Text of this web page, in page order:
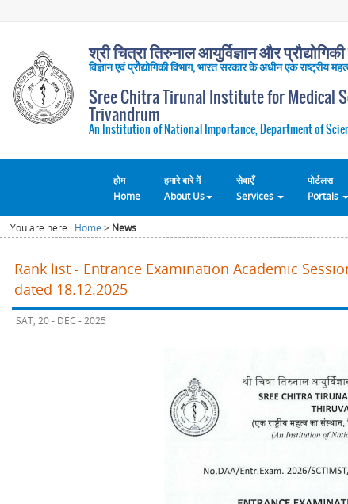
श्री चित्रा तिरुनाल आयुर्विज्ञान और
विज्ञान एवं प्रौद्योगिकी विभाग, भारत सरकार के अधीन एक राष्ट्रीय
Sree Chitra Tirunal Institute for Medical
Trivandrum
An Institution of National Importance, Department of
होम
Home
हमारे बारे में
About Us
सेवाएँ
Services
पोर्टलस
Portals
You are here : Home > News
Rank list - Entrance Examination Academic
dated 18.12.2025
SAT, 20 - DEC - 2025